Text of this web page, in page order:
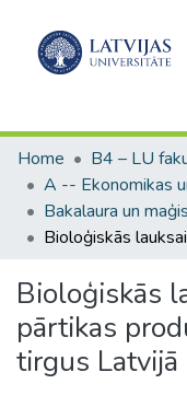
Home
Bioloģiskās
pārtikas
tirgus Latvijā